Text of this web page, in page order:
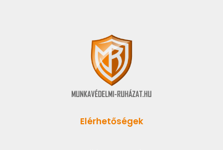
Elérhetőségek